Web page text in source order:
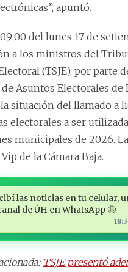
apuntó.
del lunes 17 de
a los ministros del
(TSJE), por parte
de Asuntos Electorales de
situación del llamado a
electorales a ser
municipales de 2026.
de la Cámara Baja.
las noticias en tu celular,
de ÚH en WhatsApp 🤩
TSJE presentó